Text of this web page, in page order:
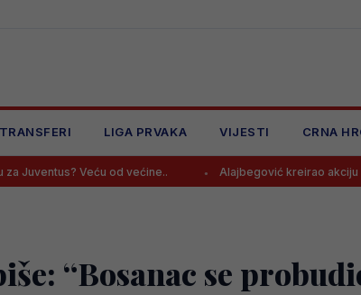
TRANSFERI LIGA PRVAKA VIJESTI CRNA
od većine.. Alajbegović kreirao akciju iz bajke,
“Bosanac se